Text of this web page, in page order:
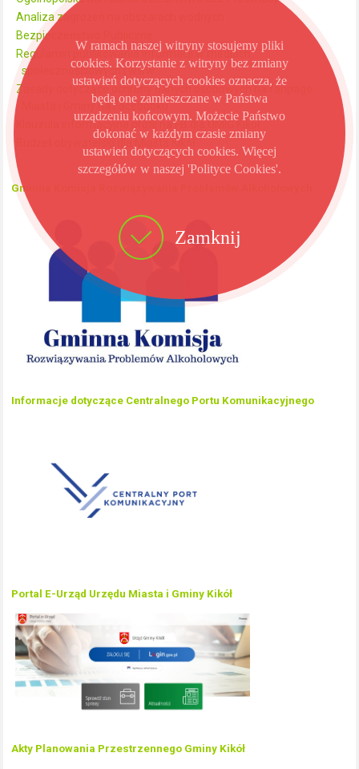
Analiza zagrożeń na obszarach wodnych
Bezpieczeństwo Publiczne
Regulamin publikowania informacji w mediach
społecznościowych i www
Zasady dotyczące ochrony danych osobowych na fanpage
Miasta i Gminy na Facebooku
Klauzula informacyjna profil na FB dla UMiG Kikół
Budżet obywatelski dla Miasta Kikół
Gminna Komisja Rozwiązywania Problemów Alkoholowych
Informacje dotyczące Centralnego Portu Komunikacyjnego
Portal E-Urząd Urzędu Miasta i Gminy Kikół
Akty Planowania Przestrzennego Gminy Kikół
Zamknij
W ramach naszej witryny stosujemy pliki
cookies. Korzystanie z witryny bez zmiany
ustawień dotyczących cookies oznacza, że
będą one zamieszczane w Państwa
urządzeniu końcowym. Możecie Państwo
dokonać w każdym czasie zmiany
ustawień dotyczących cookies. Więcej
szczegółów w naszej 'Polityce Cookies'.